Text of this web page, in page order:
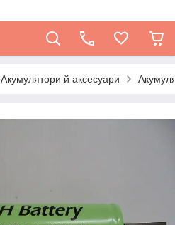
Акумулятори й аксесуари